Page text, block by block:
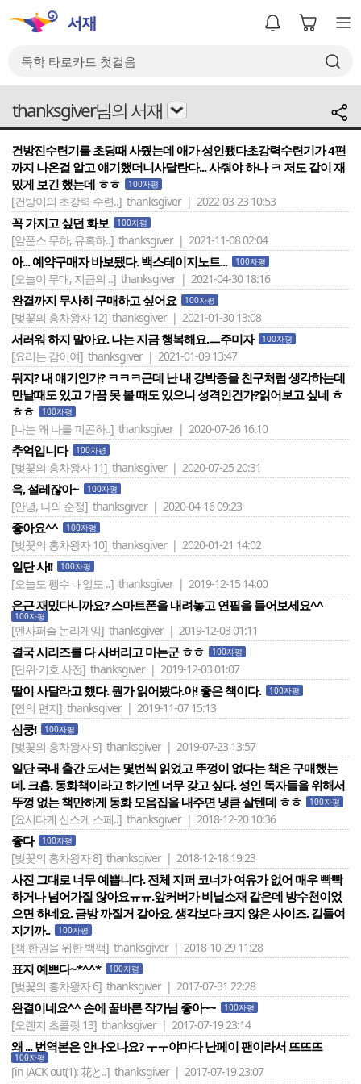
thanksgiver님의 서재
건방진수련기를 초딩때 사줬는데 애가 성인됐다초강력수련기가 4편
까지 나온걸 알고 얘기했더니사달란다... 사줘야 하나 ㅋ 저도 같이 재
밌게 보긴 했는데 ㅎㅎ
100자평
[건방이의 초강력 수련..] thanksgiver | 2022-03-23 10:53
꼭 가지고 싶던 화보 100자평
[알폰스 무하, 유혹하..] thanksgiver | 2021-11-08 02:04
아... 예약구매자 바보됐다. 백스테이지노트... 100자평
[오늘이 무대, 지금의 ..] thanksgiver | 2021-04-30 18:16
완결까지 무사히 구매하고 싶어요 100자평
[벚꽃의 홍차왕자 12] thanksgiver | 2021-01-30 13:08
서러워 하지 말아요. 나는 지금 행복해요.ㅡ주미자 100자평
[요리는 감이여] thanksgiver | 2021-01-09 13:47
뭐지? 내 얘기인가? ㅋㅋㅋ근데 난 내 강박증을 친구처럼 생각하는데
만날때도 있고 가끔 못 볼 때도 있으니 성격인건가?읽어보고 싶네 ㅎ
ㅎㅎ
100자평
[나는 왜 나를 피곤하..] thanksgiver | 2020-07-26 16:10
추억입니다 100자평
[벚꽃의 홍차왕자 11] thanksgiver | 2020-07-25 20:31
윽, 설레잖아~ 100자평
[안녕, 나의 순정] thanksgiver | 2020-04-16 09:23
좋아요^^ 100자평
[벚꽃의 홍차왕자 10] thanksgiver | 2020-01-21 14:02
일단 사!! 100자평
[오늘도 펭수 내일도 ..] thanksgiver | 2019-12-15 14:00
은근 재밌다니까요? 스마트폰을 내려놓고 연필을 들어보세요^^
100자평
[멘사퍼즐 논리게임] thanksgiver | 2019-12-03 01:11
결국 시리즈를 다 사버리고 마는군 ㅎㅎ 100자평
[단위·기호 사전] thanksgiver | 2019-12-03 01:07
딸이 사달라고 했다. 뭔가 읽어봤다.아! 좋은 책이다. 100자평
[연의 편지] thanksgiver | 2019-11-07 15:13
심쿵! 100자평
[벚꽃의 홍차왕자 9] thanksgiver | 2019-07-23 13:57
일단 국내 출간 도서는 몇번씩 읽었고 뚜껑이 없다는 책은 구매했는
데. 크흡. 동화책이라고 하기엔 너무 갖고 싶다. 성인 독자들을 위해서
뚜껑 없는 책만하게 동화 모음집을 내주면 냉큼 살텐데 ㅎㅎ
100자평
[요시타케 신스케 스페..] thanksgiver | 2018-12-20 10:36
좋다 100자평
[벚꽃의 홍차왕자 8] thanksgiver | 2018-12-18 19:23
사진 그대로 너무 예쁩니다. 전체 지퍼 코너가 여유가 없어 매우 빡빡
하거나 넘어가질 않아요ㅠㅠ.앞커버가 비닐소재 같은데 방수천이었
으면 하네요. 금방 까질거 같아요. 생각보다 크지 않은 사이즈. 길들여
지기까..
100자평
[책 한권을 위한 백팩] thanksgiver | 2018-10-29 11:28
표지 예쁘다~*^^* 100자평
[벚꽃의 홍차왕자 6] thanksgiver | 2017-07-31 22:28
완결이네요^^ 손에 꿀바른 작가님 좋아~~ 100자평
[오렌지 초콜릿 13] thanksgiver | 2017-07-19 23:14
왜 ... 번역본은 안나오나요? ㅜㅜ야마다 난페이 팬이라서 뜨뜨뜨
100자평
[in JACK out(1): 花と..] thanksgiver | 2017-07-19 23:07